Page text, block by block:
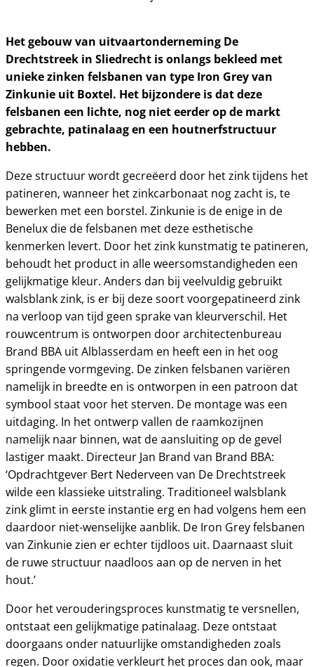
Het gebouw van uitvaartonderneming De
Drechtstreek in Sliedrecht is onlangs bekleed met
unieke zinken felsbanen van type Iron Grey van
Zinkunie uit Boxtel. Het bijzondere is dat deze
felsbanen een lichte, nog niet eerder op de markt
gebrachte, patinalaag en een houtnerfstructuur
hebben.
Deze structuur wordt gecreëerd door het zink tijdens het
patineren, wanneer het zinkcarbonaat nog zacht is, te
bewerken met een borstel. Zinkunie is de enige in de
Benelux die de felsbanen met deze esthetische
kenmerken levert. Door het zink kunstmatig te patineren,
behoudt het product in alle weersomstandigheden een
gelijkmatige kleur. Anders dan bij veelvuldig gebruikt
walsblank zink, is er bij deze soort voorgepatineerd zink
na verloop van tijd geen sprake van kleurverschil. Het
rouwcentrum is ontworpen door architectenbureau
Brand BBA uit Alblasserdam en heeft een in het oog
springende vormgeving. De zinken felsbanen variëren
namelijk in breedte en is ontworpen in een patroon dat
symbool staat voor het sterven. De montage was een
uitdaging. In het ontwerp vallen de raamkozijnen
namelijk naar binnen, wat de aansluiting op de gevel
lastiger maakt. Directeur Jan Brand van Brand BBA:
‘Opdrachtgever Bert Nederveen van De Drechtstreek
wilde een klassieke uitstraling. Traditioneel walsblank
zink glimt in eerste instantie erg en had volgens hem een
daardoor niet-wenselijke aanblik. De Iron Grey felsbanen
van Zinkunie zien er echter tijdloos uit. Daarnaast sluit
de ruwe structuur naadloos aan op de nerven in het
hout.’
Door het verouderingsproces kunstmatig te versnellen,
ontstaat een gelijkmatige patinalaag. Deze ontstaat
doorgaans onder natuurlijke omstandigheden zoals
regen. Door oxidatie verkleurt het proces dan ook, maar